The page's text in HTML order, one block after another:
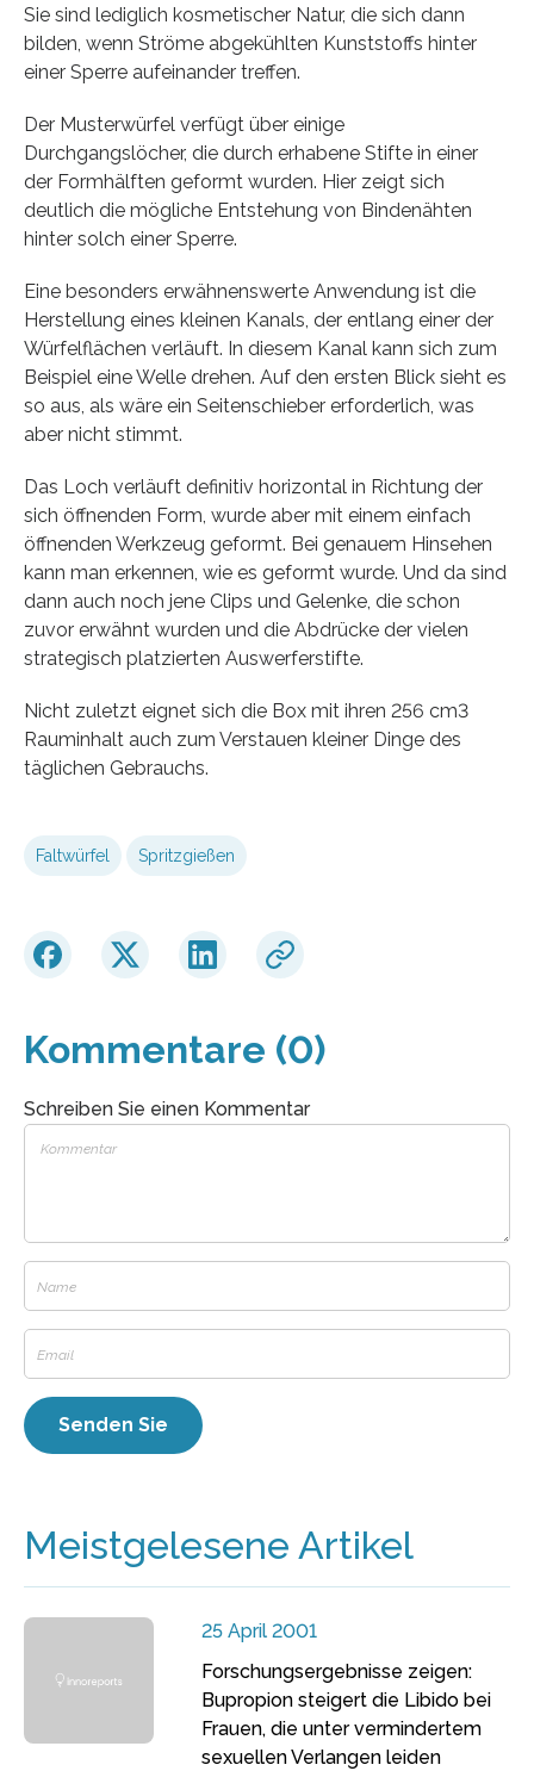
Sie sind lediglich kosmetischer Natur, die sich dann
bilden, wenn Ströme abgekühlten Kunststoffs hinter
einer Sperre aufeinander treffen.
Der Musterwürfel verfügt über einige
Durchgangslöcher, die durch erhabene Stifte in einer
der Formhälften geformt wurden. Hier zeigt sich
deutlich die mögliche Entstehung von Bindenähten
hinter solch einer Sperre.
Eine besonders erwähnenswerte Anwendung ist die
Herstellung eines kleinen Kanals, der entlang einer der
Würfelflächen verläuft. In diesem Kanal kann sich zum
Beispiel eine Welle drehen. Auf den ersten Blick sieht es
so aus, als wäre ein Seitenschieber erforderlich, was
aber nicht stimmt.
Das Loch verläuft definitiv horizontal in Richtung der
sich öffnenden Form, wurde aber mit einem einfach
öffnenden Werkzeug geformt. Bei genauem Hinsehen
kann man erkennen, wie es geformt wurde. Und da sind
dann auch noch jene Clips und Gelenke, die schon
zuvor erwähnt wurden und die Abdrücke der vielen
strategisch platzierten Auswerferstifte.
Nicht zuletzt eignet sich die Box mit ihren 256 cm3
Rauminhalt auch zum Verstauen kleiner Dinge des
täglichen Gebrauchs.
Faltwürfel Spritzgießen
Kommentare (0)
Schreiben Sie einen Kommentar
Meistgelesene Artikel
25 April 2001
Forschungsergebnisse zeigen:
Bupropion steigert die Libido bei
Frauen, die unter vermindertem
sexuellen Verlangen leiden